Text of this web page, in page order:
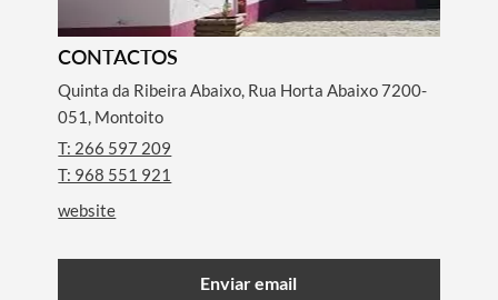
CONTACTOS
Quinta da Ribeira Abaixo, Rua Horta Abaixo 7200-
051, Montoito
T: 266 597 209
T: 968 551 921
website
Enviar email